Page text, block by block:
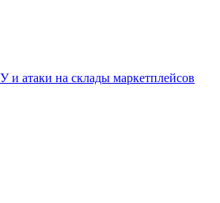
и атаки на склады маркетплейсов